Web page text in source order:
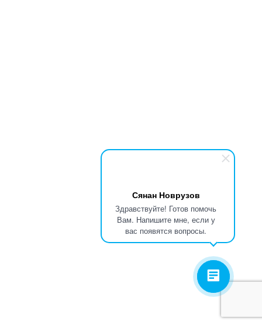
Сянан Новрузов
Здравствуйте! Готов помочь
Вам. Напишите мне, если у
вас появятся вопросы.